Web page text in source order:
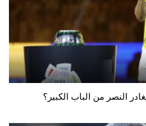
النصر من الباب الكبير؟